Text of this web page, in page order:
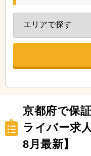
京都府で保
ライバー求
8月最新】